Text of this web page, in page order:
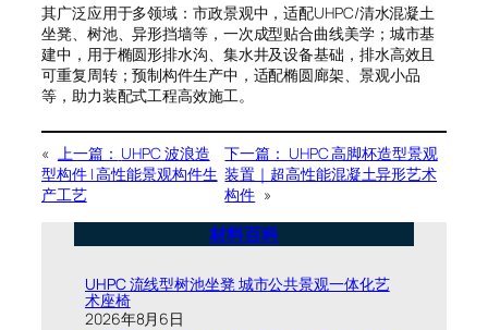
其广泛应用于多领域：市政景观中，适配UHPC/清水混凝土
坐凳、树池、异形挡墙等，一次成型贴合曲线美学；城市基
建中，用于椭圆形排水沟、集水井及设备基础，排水高效且
可重复周转；预制构件生产中，适配椭圆廊架、景观小品
等，助力装配式工程高效施工。
« 上一篇： UHPC 波浪造
型构件 | 高性能景观构件生
产工艺
下一篇： UHPC 高脚杯造型景观
装置｜超高性能混凝土异形艺术
构件 »
材料百科
UHPC 流线型树池坐凳 城市公共景观一体化艺
术座椅
2026年8月6日